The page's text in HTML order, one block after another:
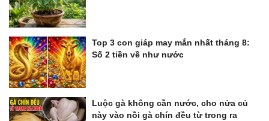
Top 3 con giáp may mắn nhất tháng 8:
Số 2 tiền về như nước
Luộc gà không cần nước, cho nửa củ
này vào nồi gà chín đều từ trong ra